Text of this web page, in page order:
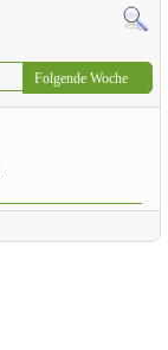
Folgende Woche